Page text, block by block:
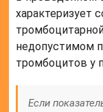
характеризует
недопустимом
тромбоцитов у
Если